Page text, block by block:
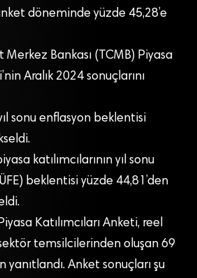
döneminde yüzde 45,28’e
Merkez Bankası (TCMB) Piyasa
Aralık 2024 sonuçlarını
sonu enflasyon beklentisi
katılımcılarının yıl sonu
beklentisi yüzde 44,81’den
Katılımcıları Anketi, reel
temsilcilerinden oluşan 69
yanıtlandı. Anket sonuçları şu